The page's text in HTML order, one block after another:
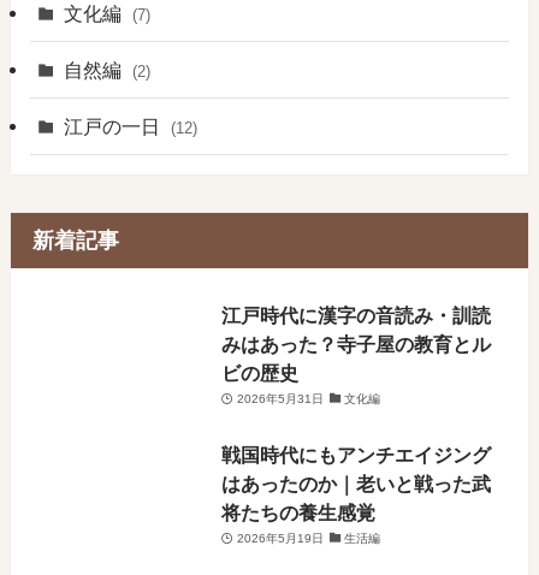
文化編 (7)
自然編 (2)
江戸の一日 (12)
新着記事
​江戸時代に漢字の音読み・訓読
みはあった？寺子屋の教育とル
ビの歴史
2026年5月31日 文化編
戦国時代にもアンチエイジング
はあったのか｜老いと戦った武
将たちの養生感覚
2026年5月19日 生活編